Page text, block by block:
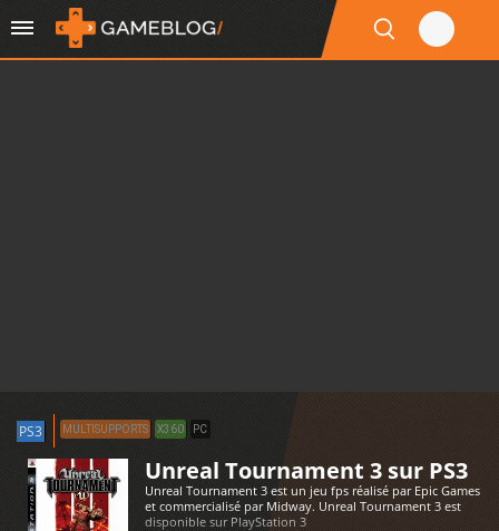
PS3 MULTISUPPORTS X360 PC
Unreal Tournament 3 sur PS3
Unreal Tournament 3 est un jeu fps réalisé par Epic Games
et commercialisé par Midway. Unreal Tournament 3 est
disponible sur PlayStation 3